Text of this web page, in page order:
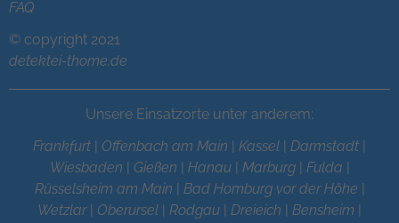
FAQ
© copyright 2021
detektei-thome.de
Unsere Einsatzorte unter anderem:
Frankfurt | Offenbach am Main | Kassel | Darmstadt |
Wiesbaden | Gießen | Hanau| Marburg| Fulda |
Rüsselsheim am Main | Bad Homburg vor der Höhe |
Wetzlar| Oberursel | Rodgau | Dreieich | Bensheim |